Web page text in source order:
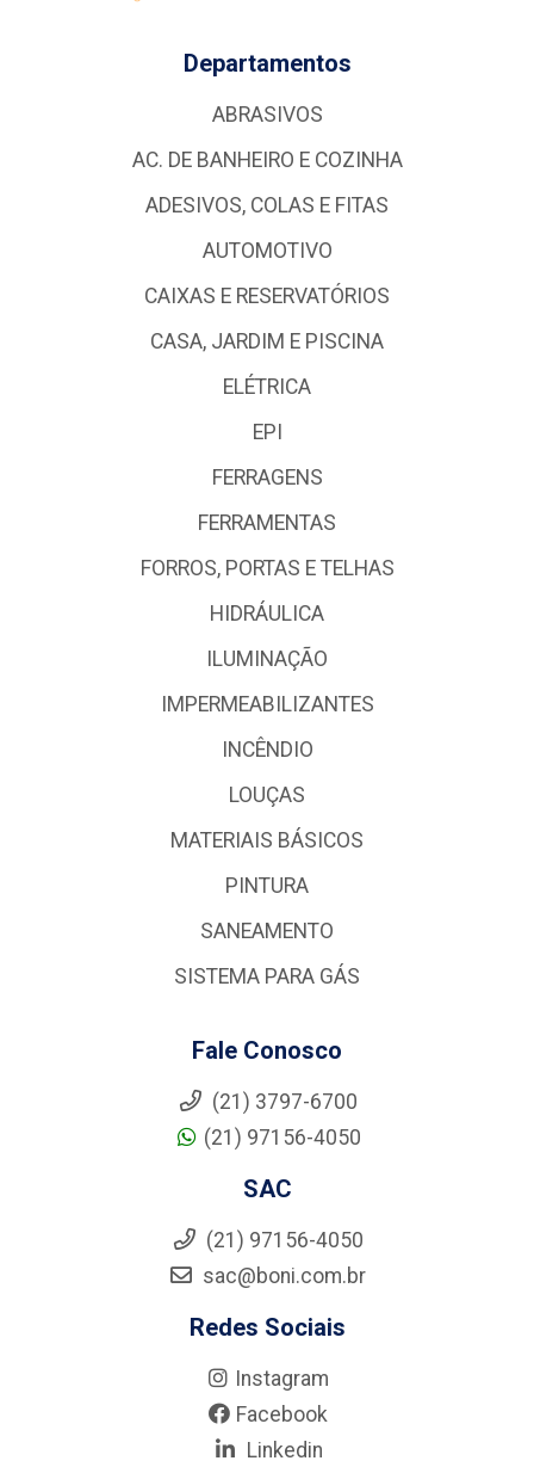
Departamentos
ABRASIVOS
AC. DE BANHEIRO E COZINHA
ADESIVOS, COLAS E FITAS
AUTOMOTIVO
CAIXAS E RESERVATÓRIOS
CASA, JARDIM E PISCINA
ELÉTRICA
EPI
FERRAGENS
FERRAMENTAS
FORROS, PORTAS E TELHAS
HIDRÁULICA
ILUMINAÇÃO
IMPERMEABILIZANTES
INCÊNDIO
LOUÇAS
MATERIAIS BÁSICOS
PINTURA
SANEAMENTO
SISTEMA PARA GÁS
Fale Conosco
(21) 3797-6700
(21) 97156-4050
SAC
(21) 97156-4050
sac@boni.com.br
Redes Sociais
Instagram
Facebook
Linkedin